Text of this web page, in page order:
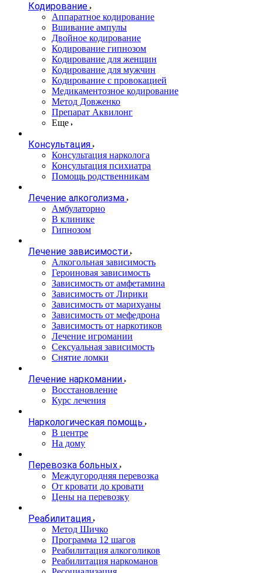
Кодирование
Аппаратное кодирование
Вшивание ампулы
Двойное кодирование
Кодирование гипнозом
Кодирование для женщин
Кодирование для мужчин
Кодирование с провокацией
Медикаментозное кодирование
Метод Довженко
Препарат Аквилонг
Еще
Консультация
Консультация нарколога
Консультация психиатра
Помощь родственникам
Лечение алкоголизма
Амбулаторно
В клинике
Гипнозом
Лечение зависимости
Алкогольная зависимость
Героиновая зависимость
Зависимость от амфетамина
Зависимость от Лирики
Зависимость от марихуаны
Зависимость от мефедрона
Зависимость от наркотиков
Лечение игромании
Сексуальная зависимость
Снятие ломки
Лечение наркомании
Восстановление
Курс лечения
Наркологическая помощь
В центре
На дому
Перевозка больных
Междугородняя перевозка
От кровати до кровати
Цены на перевозку
Реабилитация
Метод Шичко
Программа 12 шагов
Реабилитация алкоголиков
Реабилитация наркоманов